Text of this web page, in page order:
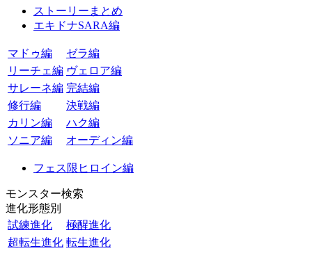
ストーリーまとめ
エキドナSARA編
マドゥ編
ゼラ編
リーチェ編 ヴェロア編
サレーネ編 完結編
修行編
決戦編
カリン編
ハク編
ソニア編
オーディン編
フェス限ヒロイン編
モンスター検索
進化形態別
試練進化
極醒進化
超転生進化 転生進化